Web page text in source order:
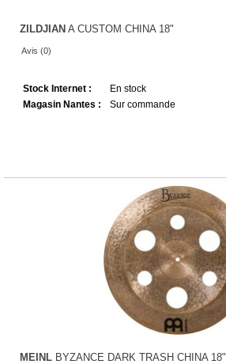
ZILDJIAN A CUSTOM CHINA 18"
Avis (0)
Stock Internet :
En stock
Magasin Nantes :
Sur commande
MEINL BYZANCE DARK TRASH CHINA 18"